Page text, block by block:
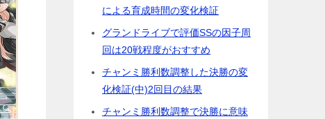
による育成時間の変化検証
グランドライブで評価SSの因子周
回は20戦程度がおすすめ
チャンミ勝利数調整した決勝の変
化検証(中)2回目の結果
チャンミ勝利数調整で決勝に意味